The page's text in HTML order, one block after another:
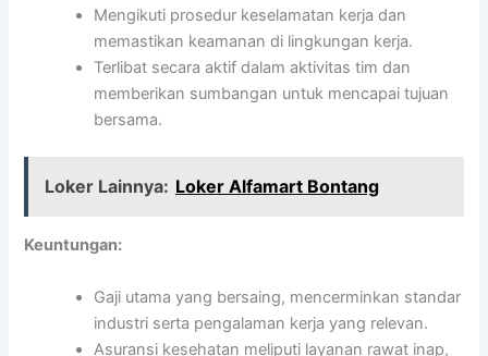
Mengikuti prosedur keselamatan kerja dan
memastikan keamanan di lingkungan kerja.
Terlibat secara aktif dalam aktivitas tim dan
memberikan sumbangan untuk mencapai tujuan
bersama.
Loker Lainnya: Loker Alfamart Bontang
Keuntungan:
Gaji utama yang bersaing, mencerminkan standar
industri serta pengalaman kerja yang relevan.
Asuransi kesehatan meliputi layanan rawat inap,